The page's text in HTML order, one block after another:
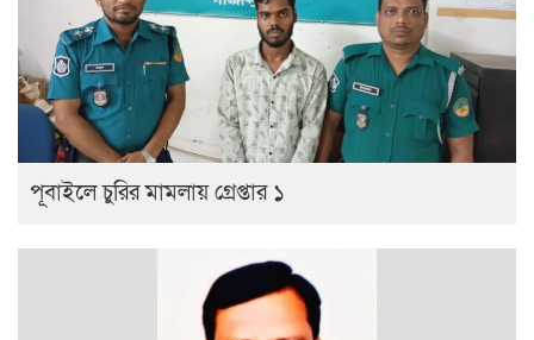
পূবাইলে চুরির মামলায় গ্রেপ্তার ১